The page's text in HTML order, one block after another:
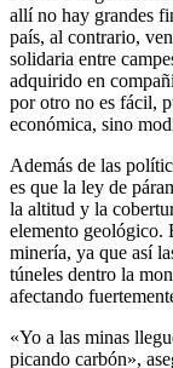
allí no hay grandes
país, al contrario,
solidaria entre
adquirido en
por otro no es fácil,
económica, sino
Además de las
es que la ley de
la altitud y la
elemento geológico.
minería, ya que así
túneles dentro la
afectando
«Yo a las minas
picando carbón»,